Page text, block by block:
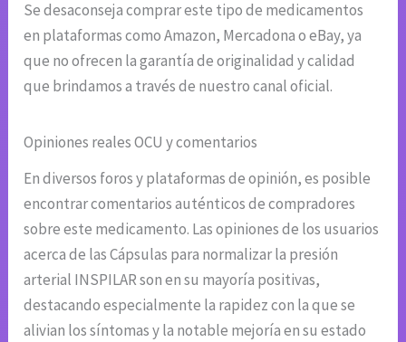
Se desaconseja comprar este tipo de medicamentos
en plataformas como Amazon, Mercadona o eBay, ya
que no ofrecen la garantía de originalidad y calidad
que brindamos a través de nuestro canal oficial.
Opiniones reales OCU y comentarios
En diversos foros y plataformas de opinión, es posible
encontrar comentarios auténticos de compradores
sobre este medicamento. Las opiniones de los usuarios
acerca de las Cápsulas para normalizar la presión
arterial INSPILAR son en su mayoría positivas,
destacando especialmente la rapidez con la que se
alivian los síntomas y la notable mejoría en su estado